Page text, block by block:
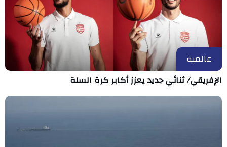
عالمية
الإفريقي/ ثنائي جديد يعزز أكابر كرة السلة